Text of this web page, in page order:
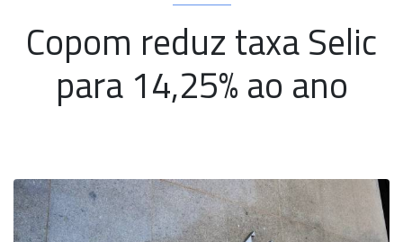
Copom reduz taxa Selic
para 14,25% ao ano